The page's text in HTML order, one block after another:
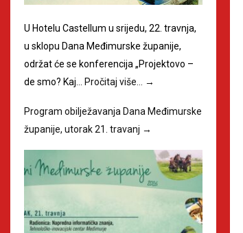
U Hotelu Castellum u srijedu, 22. travnja,
u sklopu Dana Međimurske županije,
održat će se konferencija „Projektovo –
de smo? Kaj…
Pročitaj više… →
Program obilježavanja Dana Međimurske
županije, utorak 21. travanj →